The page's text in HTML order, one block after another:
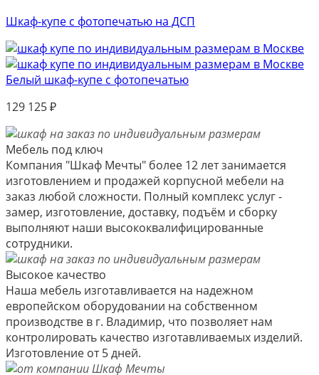
Шкаф-купе с фотопечатью на ДСП
Белый шкаф-купе с фотопечатью
129 125₽
Мебель под ключ
Компания "Шкаф Мечты" более 12 лет занимается
изготовлением и продажей корпусной мебели на
заказ любой сложности. Полный комплекс услуг -
замер, изготовление, доставку, подъём и сборку
выполняют наши высококвалифицированные
сотрудники.
Высокое качество
Наша мебель изготавливается на надежном
европейском оборудовании на собственном
производстве в г. Владимир, что позволяет нам
контролировать качество изготавливаемых изделий.
Изготовление от 5 дней.